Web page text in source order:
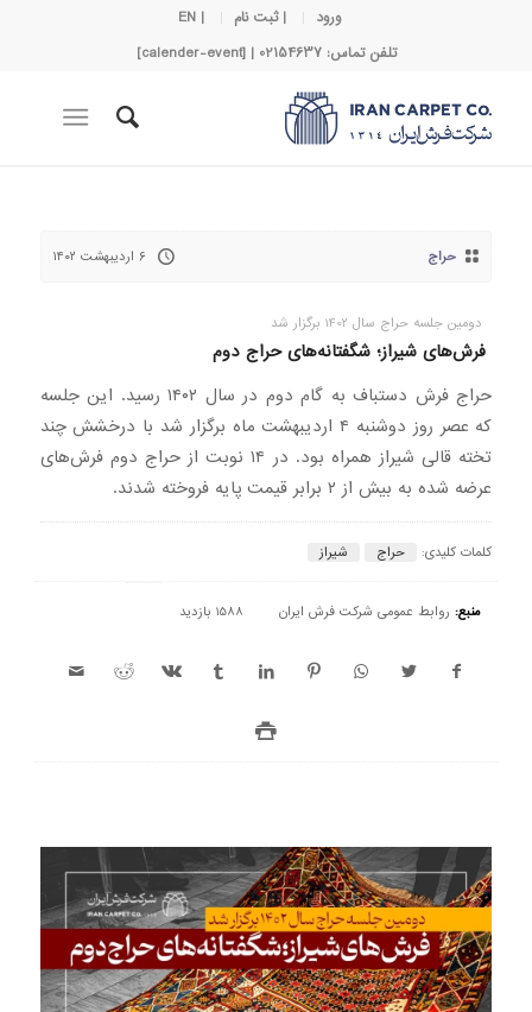
ورود | ثبت نام
| EN
تلفن تماس: 02154637 | [calender-event]
حراج ۶ اردیبهشت ۱۴۰۲
دومین جلسه حراج سال 1402 برگزار شد
فرش‌های شیراز؛ شگفتانه‌های حراج دوم
حراج فرش‌ دستباف به گام دوم در سال ۱۴۰۲ رسید. این جلسه
که عصر روز دوشنبه ۴ اردیبهشت ماه برگزار شد با درخشش چند
تخته قالی شیراز همراه بود. در ۱۴ نوبت از حراج دوم فرش‌های
عرضه شده به بیش از ۲ برابر قیمت پایه فروخته شدند.
کلمات کلیدی: حراج شیراز
منبع: روابط عمومی شرکت فرش ایران 1588 بازدید